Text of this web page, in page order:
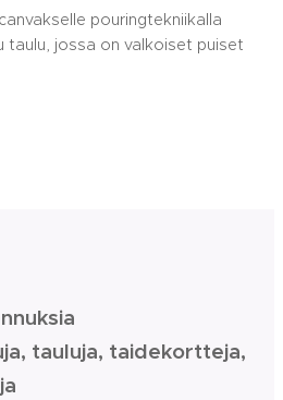
pouringtekniikalla
taulu, jossa on valkoiset puiset
tauluja, taidekortteja,